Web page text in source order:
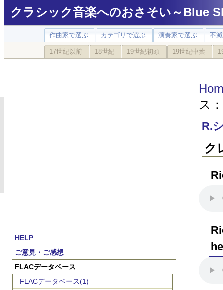
クラシック音楽へのおさそい～Blue
作曲家で選ぶ カテゴリで選ぶ 演奏家で選ぶ 不
17世紀以前 18世紀 19世紀初頭 19世紀中葉
HELP
ご意見・ご感想
FLACデータベース
FLACデータベース(1)
ス
R.
ク